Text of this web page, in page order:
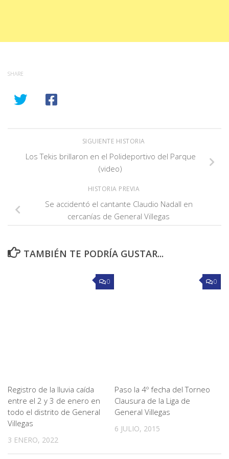
SHARE
SIGUIENTE HISTORIA
Los Tekis brillaron en el Polideportivo del Parque
(video)
HISTORIA PREVIA
Se accidentó el cantante Claudio Nadall en
cercanías de General Villegas
TAMBIÉN TE PODRÍA GUSTAR...
0
Registro de la lluvia caída
entre el 2 y 3 de enero en
todo el distrito de General
Villegas
3 ENERO, 2022
0
Paso la 4º fecha del Torneo
Clausura de la Liga de
General Villegas
6 JULIO, 2015